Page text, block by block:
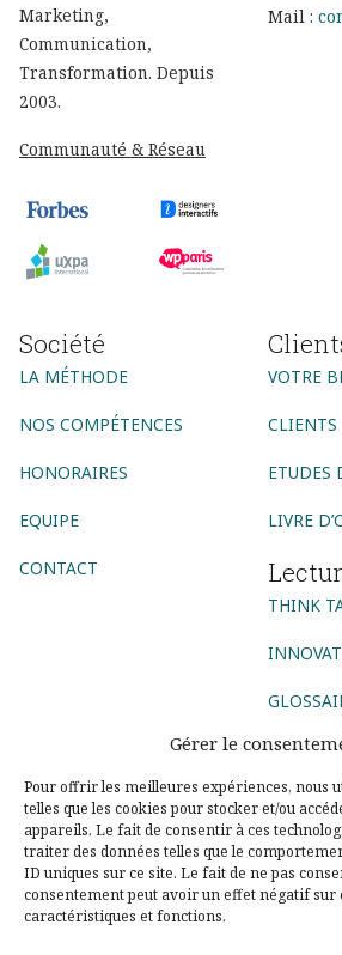
Gérer le
Pour offrir les meilleures expériences, nous
telles que les cookies pour stocker et/ou
appareils. Le fait de consentir à ces
traiter des données telles que le
ID uniques sur ce site. Le fait de ne pas
consentement peut avoir un effet négatif sur
caractéristiques et fonctions.
Marketing,
Communication,
Transformation. Depuis
2003.
Communauté & Réseau
Mail :
Société
LA MÉTHODE
NOS COMPÉTENCES
HONORAIRES
EQUIPE
CONTACT
VOTRE
CLIENTS
ETUDES
LIVRE
THINK
AGENCE CONSEIL
AGENCE DIGITALE
AGENCE
AGENCE MARKETING DIGITAL